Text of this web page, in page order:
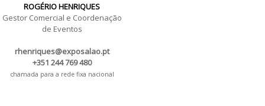
ROGÉRIO HENRIQUES
Gestor Comercial e Coordenação
de Eventos
rhenriques@exposalao.pt
+351 244 769 480
chamada para a rede fixa nacional